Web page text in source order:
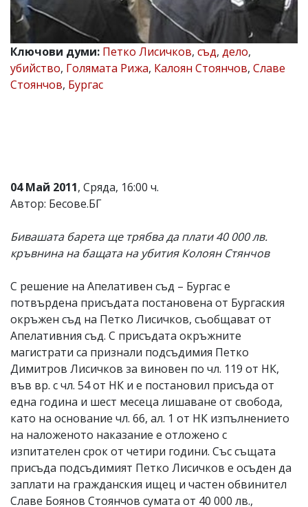
Главен
редактор:
Иван
Колев,
email:
office@flagman.bg
редакцията
не
за
тях!
обиден
за
вас
коментар,
моля
сигнализирайте
ни!
Ключови думи: Петко Лисичков, съд, дело,
убийство, Голямата Рижа, Калоян Стоянчов, Славе
Стоянчов, Бургас
04 Май 2011, Сряда, 16:00 ч.
Автор: Бесове.БГ
Бивашата барета ще трябва да плати 40 000 лв.
кръвнина на бащата на убития Колоян Стянчов
С решение на Апелативен съд – Бургас е
потвърдена присъдата постановена от Бургаския
окръжен съд на Петко Лисичков, съобщават от
Апелативния съд. С присъдата окръжните
магистрати са признали подсъдимия Петко
Димитров Лисичков за виновен по чл. 119 от НК,
във вр. с чл. 54 от НК и е постановил присъда от
една година и шест месеца лишаване от свобода,
като на основание чл. 66, ал. 1 от НК изпълнението
на наложеното наказание е отложено с
изпитателен срок от четири години. Със същата
присъда подсъдимият Петко Лисичков е осъден да
заплати на гражданския ищец и частен обвинител
Славе Боянов Стоянчов сумата от 40 000 лв.,